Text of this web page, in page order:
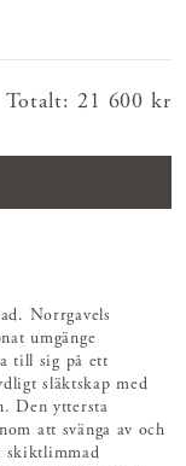
Totalt: Pris:
21 600 kr
Norrgavels
umgänge
till sig på ett
släktskap med
Den yttersta
att svänga av och
skiktlimmad